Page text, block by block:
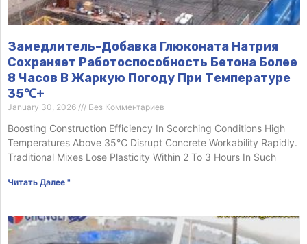
Замедлитель-Добавка Глюконата Натрия
Сохраняет Работоспособность Бетона Более
8 Часов В Жаркую Погоду При Температуре
35℃+
January 30, 2026 Без Комментариев
Boosting Construction Efficiency In Scorching Conditions High
Temperatures Above 35℃ Disrupt Concrete Workability Rapidly.
Traditional Mixes Lose Plasticity Within 2 To 3 Hours In Such
Читать Далее "